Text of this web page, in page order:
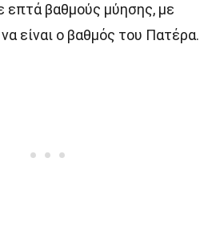
επτά βαθμούς μύησης, με
είναι ο βαθμός του Πατέρα.